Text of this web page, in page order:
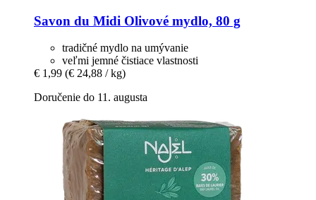
Savon du Midi Olivové mydlo, 80 g
tradičné mydlo na umývanie
veľmi jemné čistiace vlastnosti
€ 1,99 (€ 24,88 / kg)
Doručenie do 11. augusta